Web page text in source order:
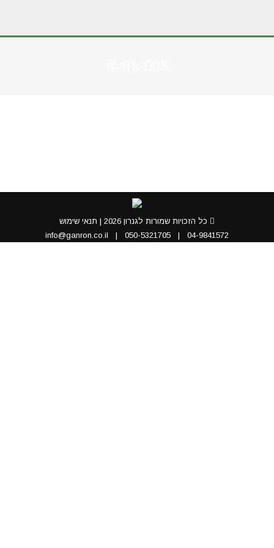
כל הזכויות שמורות לגנרון 2026 |
תנאי שימוש
04-9841572
|
050-5321705
|
info@ganron.co.il